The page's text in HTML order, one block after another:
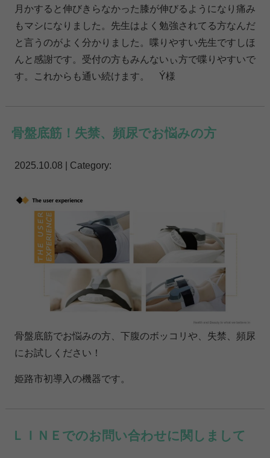
月かすると伸びきらなかった膝が伸びるようになり痛み
もマシになりました。先生はよく勉強されてる方なんだ
と言うのがよく分かりました。喋りやすい先生ですしほ
んと感謝です。受付の方もみんないぃ方で喋りやすいで
す。これからも通い続けます。 Ý様
骨盤底筋！失禁、頻尿でお悩みの方
2025.10.08 | Category:
骨盤底筋でお悩みの方、下腹のボッコリや、失禁、頻尿
にお試しください！
姫路市初導入の機器です。
ＬＩＮＥでのお問い合わせに関しまして